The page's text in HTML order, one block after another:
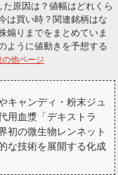
た原因は？値幅はどれくら
は買い時？関連銘柄はな
煽りまでをまとめていま
ように値動きを予想する
他ページ
キャンディ・粉末ジュ
用血漿「デキストラ
初の微生物レンネット
な技術を展開する化成